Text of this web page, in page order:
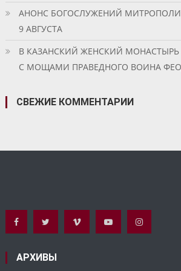
АНОНС БОГОСЛУЖЕНИЙ
9 АВГУСТА
В КАЗАНСКИЙ ЖЕНСКИЙ МОНАСТЫРЬ
С МОЩАМИ ПРАВЕДНОГО ВОИНА
СВЕЖИЕ КОММЕНТАРИИ
АРХИВЫ